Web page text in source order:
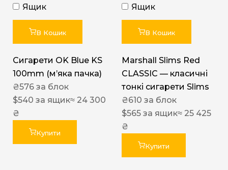
Ящик
В Кошик
Сигарети OK Blue KS
100mm (м’яка пачка)
₴576 за блок
$540 за ящик≈ 24 300
₴
Купити
Ящик
В Кошик
Marshall Slims Red
CLASSIC — класичні
тонкі сигарети Slims
₴610 за блок
$565 за ящик≈ 25 425
₴
Купити